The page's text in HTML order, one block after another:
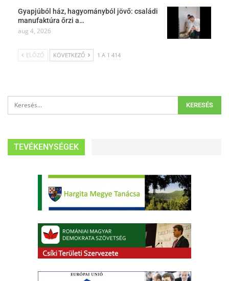
Gyapjúból ház, hagyományból jövő: családi
manufaktúra őrzi a…
aug 4, 2026
ELŐZŐ KÖVETKEZŐ 1 A 1 414
TEVÉKENYSÉGEK